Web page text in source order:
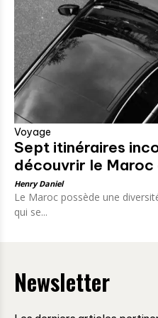
Voyage
Sept itinéraires
découvrir le Maroc
Henry Daniel
Le Maroc possède une
qui se...
Newsletter